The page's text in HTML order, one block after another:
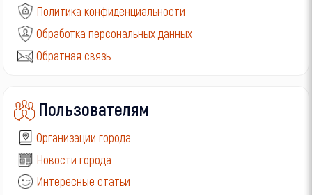
Политика конфиденциальности
Обработка персональных данных
Обратная связь
Пользователям
Организации города
Новости города
Интересные статьи